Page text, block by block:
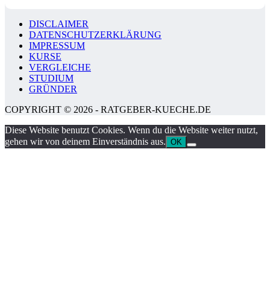
DISCLAIMER
DATENSCHUTZERKLÄRUNG
IMPRESSUM
KURSE
VERGLEICHE
STUDIUM
GRÜNDER
COPYRIGHT © 2026 - RATGEBER-KUECHE.DE
Diese Website benutzt Cookies. Wenn du die Website weiter nutzt,
gehen wir von deinem Einverständnis aus. OK